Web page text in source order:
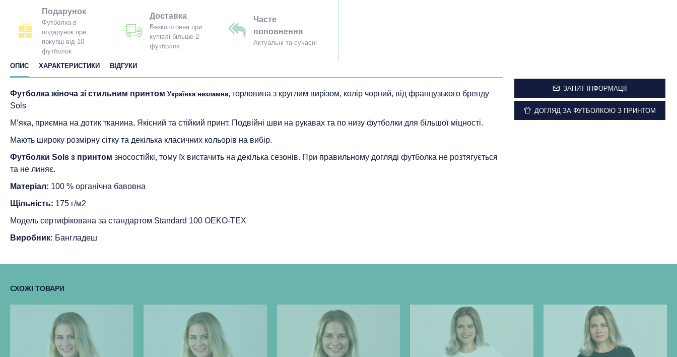
Подарунок
Футболка в
подарунок при
покупці від 10
футболок
Доставка
Безкоштовна при
купівлі більше 2
футболок
Часте
поповнення
Актуальні та сучасні
ОПИС ХАРАКТЕРИСТИКИ ВІДГУКИ
Футболка жіноча зі стильним принтом Українка незламна, горловина з круглим вирізом, колір чорний, від французького бренду
Sols
М’яка, приємна на дотик тканина. Якісний та стійкий принт. Подвійні шви на рукавах та по низу футболки для більшої міцності.
Мають широку розмірну сітку та декілька класичних кольорів на вибір.
Футболки Sols з принтом зносостійкі, тому їх вистачить на декілька сезонів. При правильному догляді футболка не розтягується
та не линяє.
Матеріал: 100 % органічна бавовна
Щільність: 175 г/м2
Модель сертифікована за стандартом Standard 100 ОEKO-TEX
Виробник: Бангладеш
ЗАПИТ ІНФОРМАЦІЇ
ДОГЛЯД ЗА ФУТБОЛКОЮ З ПРИНТОМ
СХОЖІ ТОВАРИ